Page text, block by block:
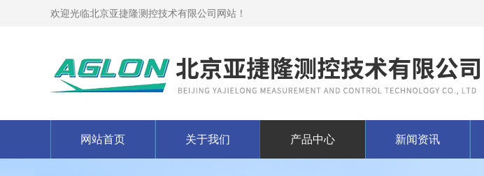
欢迎光临北京亚捷隆测控技术有限公司网站！
网站首页 关于我们 产品中心 新闻资讯